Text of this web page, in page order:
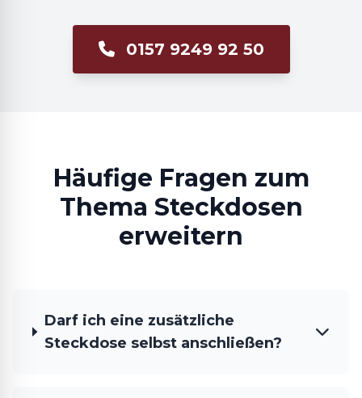
0157 9249 92 50
Häufige Fragen zum
Thema Steckdosen
erweitern
Darf ich eine zusätzliche
Steckdose selbst anschließen?